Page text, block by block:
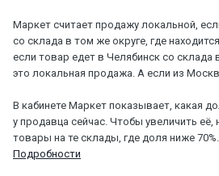
Маркет считает продажу локальной,
со склада в том же округе, где
если товар едет в Челябинск со склада
это локальная продажа. А если из
В кабинете Маркет показывает, какая
у продавца сейчас. Чтобы увеличить её,
товары на те склады, где доля ниже 70%.
Подробности